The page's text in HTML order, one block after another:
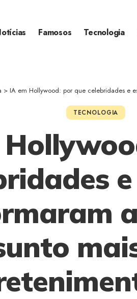
Famosos Tecnologia
> IA em Hollywood: por que celebridades e estúdios
TECNOLOGIA